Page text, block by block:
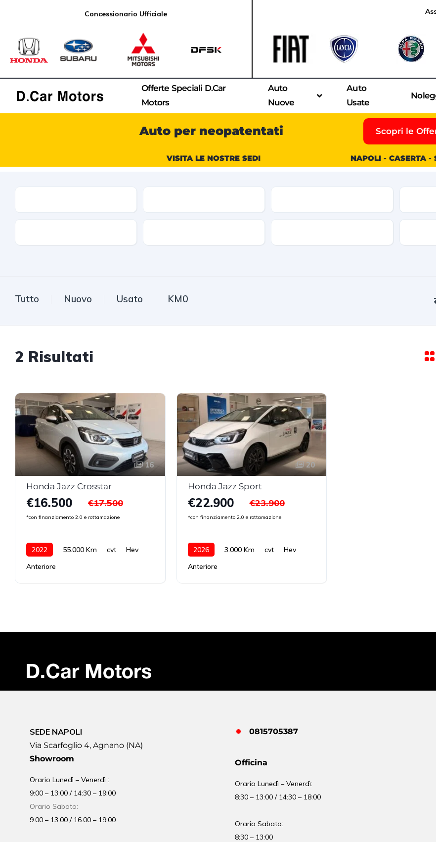
Concessionario Ufficiale
Offerte Speciali D.Car
Motors
Auto
Nuove
Auto
Usate
Auto per neopatentati Scopri le
VISITA LE NOSTRE SEDI NAPOLI - CASERTA -
Tutto Nuovo Usato KM0
2 Risultati
16
Honda Jazz Crosstar
€16.500
*con finanziamento 2.0 e rottamazione
€17.500
2022 55.000 Km cvt
Hev
Anteriore
20
Honda Jazz Sport
€22.900
*con finanziamento 2.0 e rottamazione
€23.900
2026 3.000 Km cvt
Hev
Anteriore
SEDE NAPOLI
Via Scarfoglio 4, Agnano (NA)
Showroom
Orario Lunedì – Venerdì :
9:00 – 13:00 / 14:30 – 19:00
Orario Sabato:
9:00 – 13:00 / 16:00 – 19:00
0815705387
Officina
Orario Lunedì – Venerdì:
8:30 – 13:00 / 14:30 – 18:00
Orario Sabato:
8:30 – 13:00